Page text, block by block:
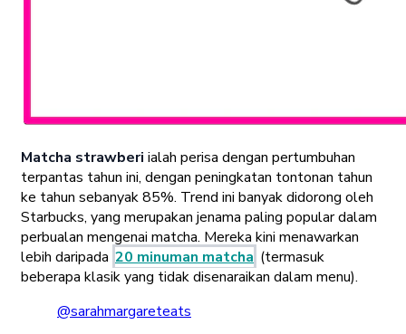
Matcha strawberi ialah perisa dengan pertumbuhan
terpantas tahun ini, dengan peningkatan tontonan tahun
ke tahun sebanyak 85%. Trend ini banyak didorong oleh
Starbucks, yang merupakan jenama paling popular dalam
perbualan mengenai matcha. Mereka kini menawarkan
lebih daripada 20 minuman matcha (termasuk
beberapa klasik yang tidak disenaraikan dalam menu).
@sarahmargareteats